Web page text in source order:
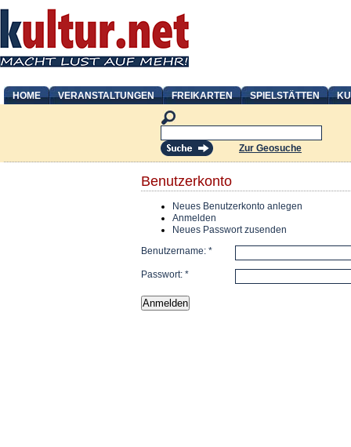
HOME VERANSTALTUNGEN FREIKARTEN SPIELSTÄTTEN
Zur Geosuche
Benutzerkonto
Neues Benutzerkonto anlegen
Anmelden
Neues Passwort zusenden
Benutzername: *
Passwort: *